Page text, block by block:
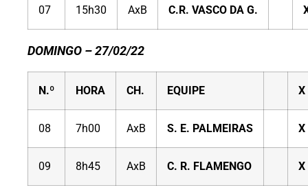
07 15h30 AxB C.R. VASCO DA G.
DOMINGO – 27/02/22
N.º HORA CH. EQUIPE X
08 7h00 AxB S. E. PALMEIRAS X
09 8h45 AxB C. R. FLAMENGO X